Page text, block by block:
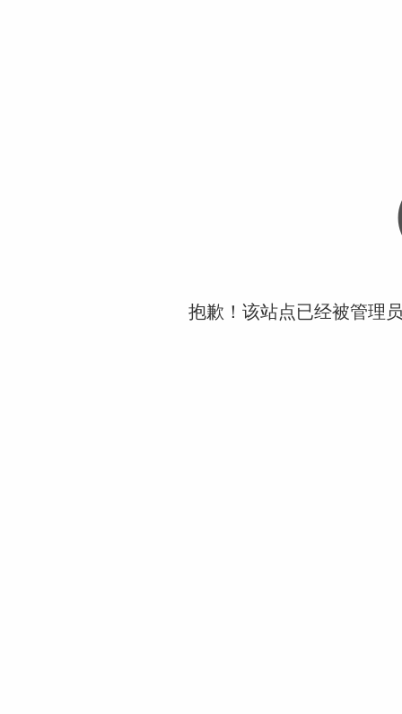
抱歉！该站点已经被管理